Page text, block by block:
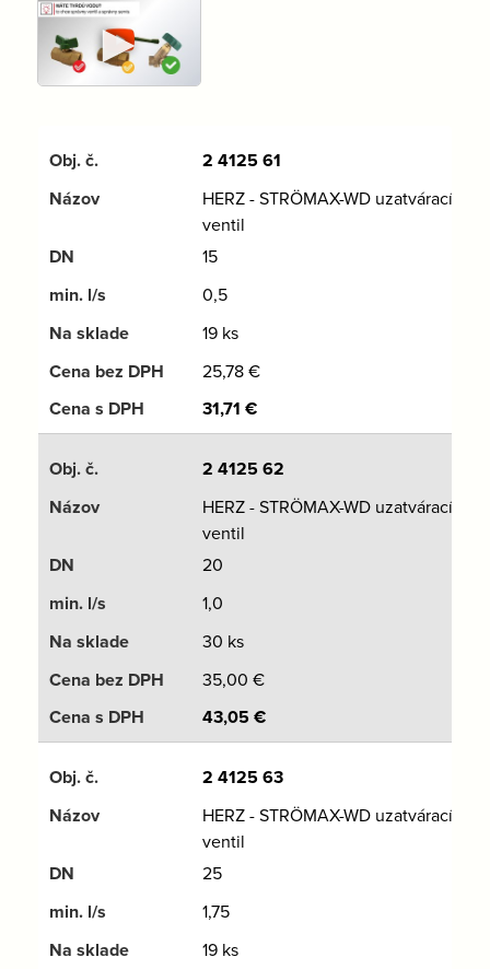
►
2 4125 61
HERZ - STRÖMAX-WD uzatvárací
ventil
15
0,5
19 ks
25,78€
31,71 €
2 4125 62
HERZ - STRÖMAX-WD uzatvárací
ventil
20
1,0
30 ks
35,00 €
43,05€
2 4125 63
HERZ - STRÖMAX-WD uzatvárací
ventil
25
1,75
19 ks